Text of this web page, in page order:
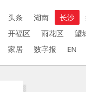
头条 湖南 长沙
开福区
雨花区 望
家居
数字报 EN